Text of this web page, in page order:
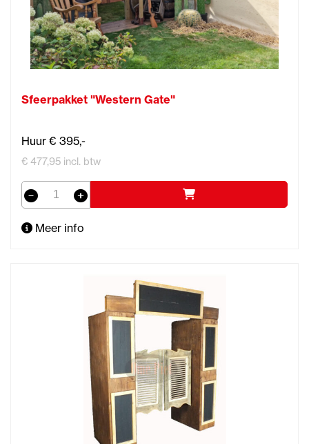
Sfeerpakket "Western Gate"
Huur € 395,-
€ 477,95 incl. btw
Meer info